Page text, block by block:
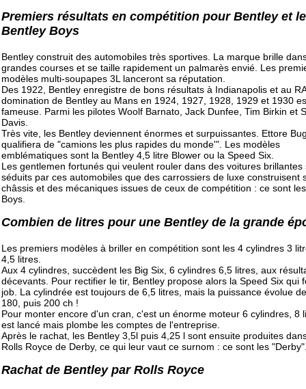
Premiers résultats en compétition pour Bentley et
Bentley Boys
Bentley construit des automobiles très sportives. La marque brille
grandes courses et se taille rapidement un palmarès envié. Les
modèles multi-soupapes 3L lanceront sa réputation.
Des 1922, Bentley enregistre de bons résultats à Indianapolis et au
domination de Bentley au Mans en 1924, 1927, 1928, 1929 et 1930
fameuse. Parmi les pilotes Woolf Barnato, Jack Dunfee, Tim Birkin et
Davis.
Très vite, les Bentley deviennent énormes et surpuissantes. Ettore
qualifiera de "camions les plus rapides du monde'". Les modèles
emblématiques sont la Bentley 4,5 litre Blower ou la Speed Six.
Les gentlemen fortunés qui veulent rouler dans des voitures brillantes
séduits par ces automobiles que des carrossiers de luxe construisent
châssis et des mécaniques issues de ceux de compétition : ce sont
Boys.
Combien de litres pour une Bentley de la grande
Les premiers modèles à briller en compétition sont les 4 cylindres 3
4,5 litres.
Aux 4 cylindres, succèdent les Big Six, 6 cylindres 6,5 litres, aux
décevants. Pour rectifier le tir, Bentley propose alors la Speed Six qui
job. La cylindrée est toujours de 6,5 litres, mais la puissance évolue
180, puis 200 ch !
Pour monter encore d'un cran, c'est un énorme moteur 6 cylindres, 8
est lancé mais plombe les comptes de l'entreprise.
Après le rachat, les Bentley 3,5l puis 4,25 l sont ensuite produites
Rolls Royce de Derby, ce qui leur vaut ce surnom : ce sont les
Rachat de Bentley par Rolls Royce